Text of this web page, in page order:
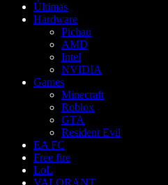
Últimas
Hardware
Pichau
AMD
Intel
NVIDIA
Games
Minecraft
Roblox
GTA
Resident Evil
EA FC
Free fire
LoL
VALORANT